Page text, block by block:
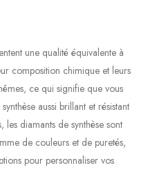
une qualité équivalente à
composition chimique et leurs
ce qui signifie que vous
aussi brillant et résistant
les diamants de synthèse sont
de couleurs et de puretés,
pour personnaliser vos